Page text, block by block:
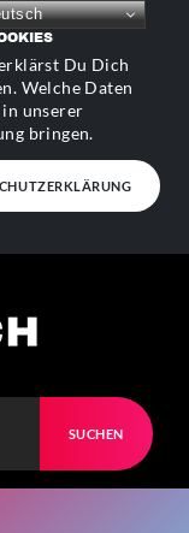
Du Dich
Welche Daten
unserer
bringen.
SUCHEN